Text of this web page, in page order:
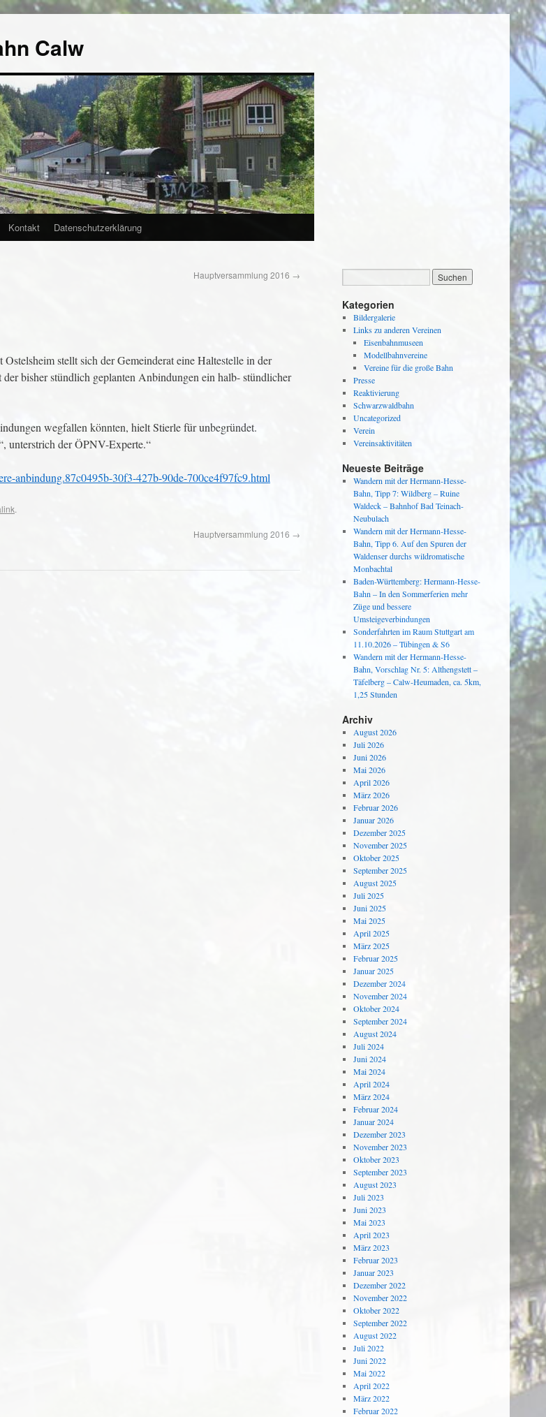
Calw
Kontakt Datenschutzerklärung
Hauptversammlung 2016 →
stellt sich der Gemeinderat eine Haltestelle in der
bisher stündlich geplanten Anbindungen ein halb- stündlicher
wegfallen könnten, hielt Stierle für unbegründet.
unterstrich der ÖPNV-Experte.“
anbindung.87c0495b-30f3-427b-90de-700ce4f97fc9.html
.
Hauptversammlung 2016 →
Kategorien
Bildergalerie
Links zu anderen Vereinen
Eisenbahnmuseen
Modellbahnvereine
Vereine für die große Bahn
Presse
Reaktivierung
Schwarzwaldbahn
Uncategorized
Verein
Vereinsaktivitäten
Neueste Beiträge
Wandern mit der Hermann-Hesse-
Bahn, Tipp 7: Wildberg – Ruine
Waldeck – Bahnhof Bad Teinach-
Neubulach
Wandern mit der Hermann-Hesse-
Bahn, Tipp 6. Auf den Spuren der
Waldenser durchs wildromatische
Monbachtal
Baden-Württemberg: Hermann-Hesse-
Bahn – In den Sommerferien mehr
Züge und bessere
Umsteigeverbindungen
Sonderfahrten im Raum Stuttgart am
11.10.2026 – Tübingen & S6
Wandern mit der Hermann-Hesse-
Bahn, Vorschlag Nr. 5: Althengstett –
Täfelberg – Calw-Heumaden, ca. 5km,
1,25 Stunden
Archiv
August 2026
Juli 2026
Juni 2026
Mai 2026
April 2026
März 2026
Februar 2026
Januar 2026
Dezember 2025
November 2025
Oktober 2025
September 2025
August 2025
Juli 2025
Juni 2025
Mai 2025
April 2025
März 2025
Februar 2025
Januar 2025
Dezember 2024
November 2024
Oktober 2024
September 2024
August 2024
Juli 2024
Juni 2024
Mai 2024
April 2024
März 2024
Februar 2024
Januar 2024
Dezember 2023
November 2023
Oktober 2023
September 2023
August 2023
Juli 2023
Juni 2023
Mai 2023
April 2023
März 2023
Februar 2023
Januar 2023
Dezember 2022
November 2022
Oktober 2022
September 2022
August 2022
Juli 2022
Juni 2022
Mai 2022
April 2022
März 2022
Februar 2022